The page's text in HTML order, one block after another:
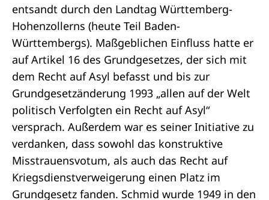
entsandt durch den Landtag Württemberg-
Hohenzollerns (heute Teil Baden-
Württembergs). Maßgeblichen Einfluss hatte er
auf Artikel 16 des Grundgesetzes, der sich mit
dem Recht auf Asyl befasst und bis zur
Grundgesetzänderung 1993 „allen auf der Welt
politisch Verfolgten ein Recht auf Asyl“
versprach. Außerdem war es seiner Initiative zu
verdanken, dass sowohl das konstruktive
Misstrauensvotum, als auch das Recht auf
Kriegsdienstverweigerung einen Platz im
Grundgesetz fanden. Schmid wurde 1949 in den